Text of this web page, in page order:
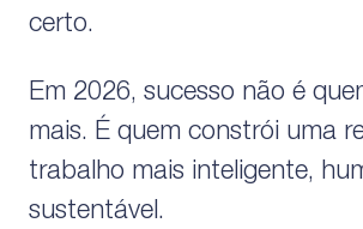
certo.
Em 2026, sucesso não é
mais. É quem constrói uma
trabalho mais inteligente,
sustentável.